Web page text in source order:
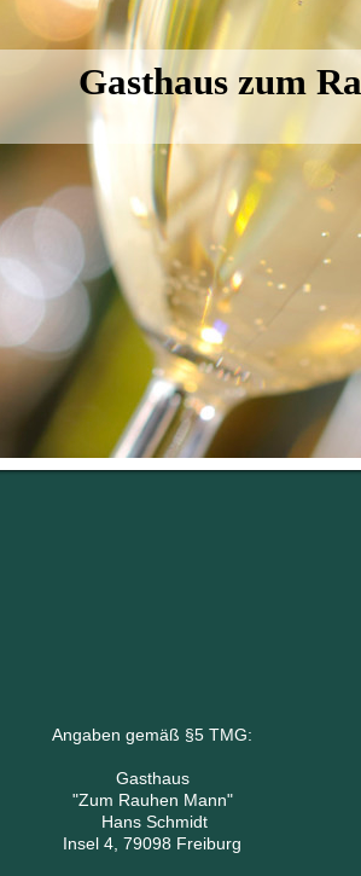
Gasthaus zum
Angaben gemäß §5 TMG:
Gasthaus
"Zum Rauhen Mann"
Hans Schmidt
Insel 4, 79098 Freiburg